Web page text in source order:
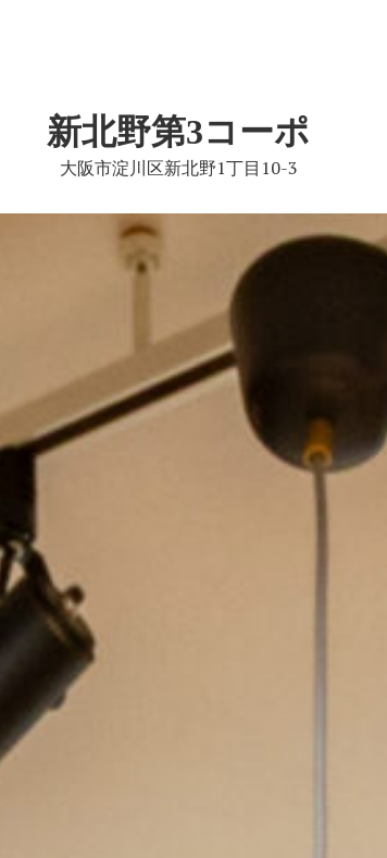
新北野第3コーポ
大阪市淀川区新北野1丁目10-3